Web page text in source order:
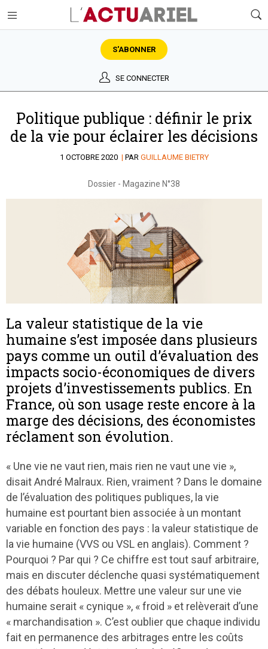
S'ABONNER
SE CONNECTER
Politique publique : définir le prix
de la vie pour éclairer les décisions
1 OCTOBRE 2020 | PAR GUILLAUME BIETRY
Dossier - Magazine N°38
La valeur statistique de la vie
humaine s’est imposée dans plusieurs
pays comme un outil d’évaluation des
impacts socio-économiques de divers
projets d’investissements publics. En
France, où son usage reste encore à la
marge des décisions, des économistes
réclament son évolution.
« Une vie ne vaut rien, mais rien ne vaut une vie »,
disait André Malraux. Rien, vraiment ? Dans le domaine
de l’évaluation des politiques publiques, la vie
humaine est pourtant bien associée à un montant
variable en fonction des pays : la valeur statistique de
la vie humaine (VVS ou VSL en anglais). Comment ?
Pourquoi ? Par qui ? Ce chiffre est tout sauf arbitraire,
mais en discuter déclenche quasi systématiquement
des débats houleux. Mettre une valeur sur une vie
humaine serait « cynique », « froid » et relèverait d’une
« marchandisation ». C’est oublier que chaque individu
fait en permanence des arbitrages entre les coûts